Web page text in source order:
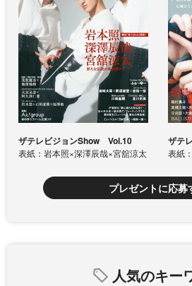
ザテレビジョンShow Vol.10
表紙：岩本照×深澤辰哉×宮舘涼太
ザテ
表紙
プレゼントに応募
人気のキー